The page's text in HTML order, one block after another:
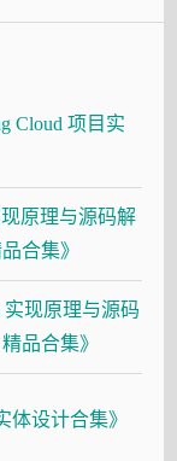
Cloud 项目实
现原理与源码解
合集》
实现原理与源码
品合集》
体设计合集》